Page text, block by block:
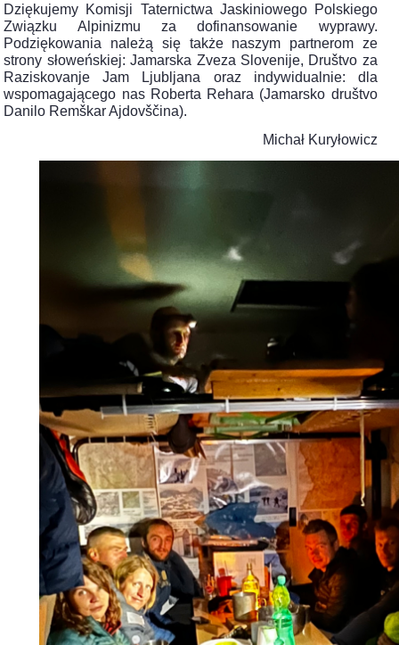
Dziękujemy Komisji Taternictwa Jaskiniowego Polskiego
Związku Alpinizmu za dofinansowanie wyprawy.
Podziękowania należą się także naszym partnerom ze
strony słoweńskiej: Jamarska Zveza Slovenije, Društvo za
Raziskovanje Jam Ljubljana oraz indywidualnie: dla
wspomagającego nas Roberta Rehara (Jamarsko društvo
Danilo Remškar Ajdovščina).
Michał Kuryłowicz